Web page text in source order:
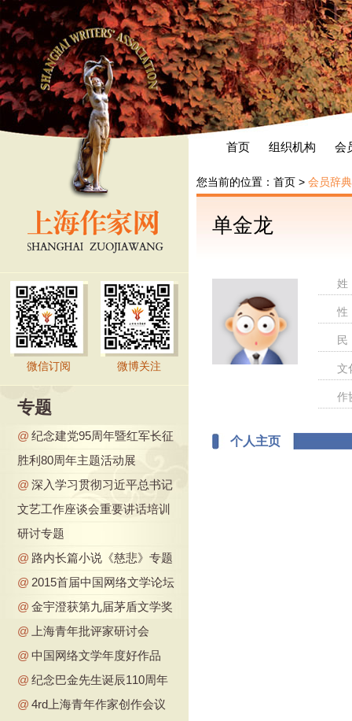
首页 组织机构 会
微信订阅 微博关注
专题
@ 纪念建党95周年暨红军长征
胜利80周年主题活动展
@ 深入学习贯彻习近平总书记
文艺工作座谈会重要讲话培训
研讨专题
@ 路内长篇小说《慈悲》专题
@ 2015首届中国网络文学论坛
@ 金宇澄获第九届茅盾文学奖
@
上海青年批评家研讨会
@ 中国网络文学年度好作品
@ 纪念巴金先生诞辰110周年
@ 4rd上海青年作家创作会议
您当前的位置： 首页 > 会员辞典
单金龙
文
作
个人主页